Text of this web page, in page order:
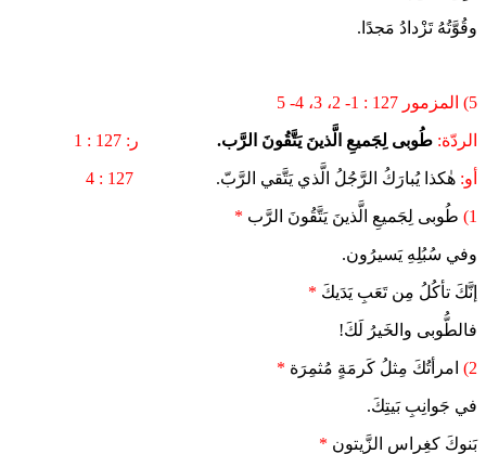
وقُوَّتُهُ تَزْدادُ مَجدًا.
5) المزمور 127 : 1- 2، 3، 4- 5
الردّة: طُوبى لِجَميعِ الَّذينَ يَتَّقُونَ الرَّب. ر: 127 : 1
أو: هٰكذا يُبارَكُ الرَّجُلُ الَّذي يَتَّقي الرَّبّ.
1) طُوبى لِجَميعِ الَّذينَ يَتَّقُونَ الرَّب *
وفي سُبُلِهِ يَسيرُون.
إنَّكَ تأكُلُ مِن تَعَبِ يَدَيكَ *
فالطُّوبى والخَيرُ لَكَ!
2) امرأتُكَ مِثلُ كَرمَةٍ مُثمِرَة *
في جَوانِبِ بَيتِكَ.
بَنوكَ كغِراسِ الزَّيتون *